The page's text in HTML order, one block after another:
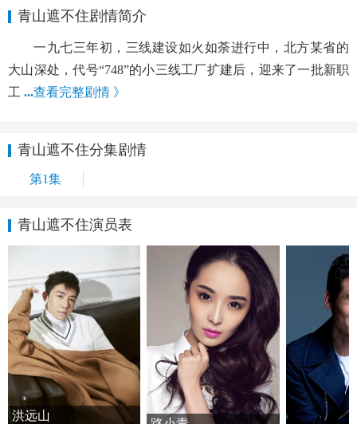
青山遮不住剧情简介
一九七三年初，三线建设如火如荼进行中，北方某省的
大山深处，代号“748”的小三线工厂扩建后，迎来了一批新职
工 ...查看完整剧情 》
青山遮不住分集剧情
第1集
青山遮不住演员表
洪远山